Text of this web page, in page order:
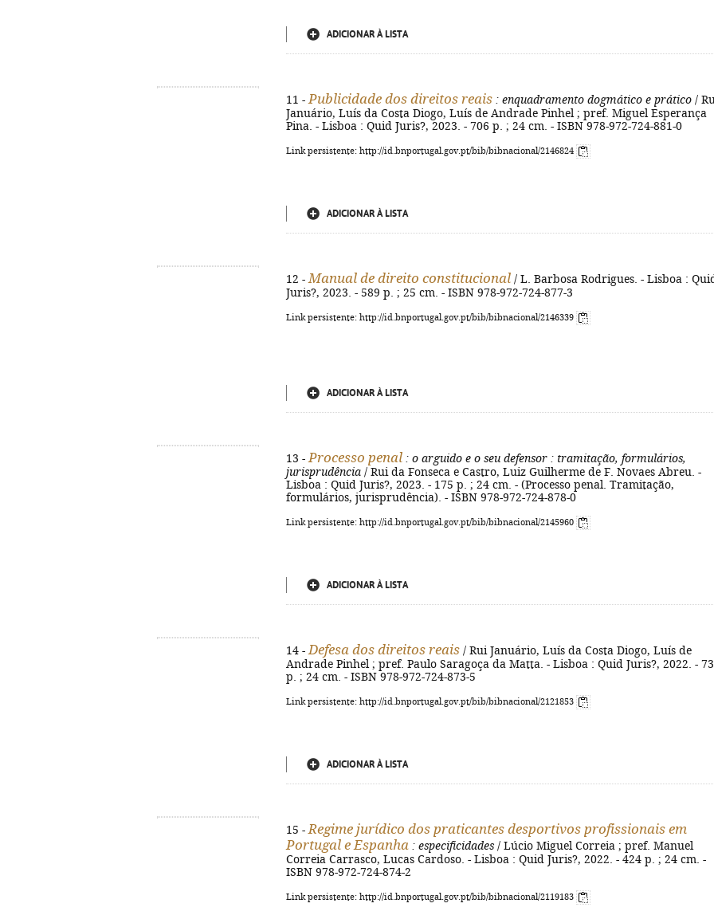
ADICIONAR À LISTA
11 - Publicidade dos direitos reais : enquadramento dogmático e prático /
Januário, Luís da Costa Diogo, Luís de Andrade Pinhel ; pref. Miguel Esperança
Pina. - Lisboa : Quid Juris?, 2023. - 706 p. ; 24 cm. - ISBN 978-972-724-881-0
Link persistente: http://id.bnportugal.gov.pt/bib/bibnacional/2146824
ADICIONAR À LISTA
12 - Manual de direito constitucional / L. Barbosa Rodrigues. - Lisboa :
Juris?, 2023. - 589 p. ; 25 cm. - ISBN 978-972-724-877-3
Link persistente: http://id.bnportugal.gov.pt/bib/bibnacional/2146339
ADICIONAR À LISTA
13 - Processo penal : o arguido e o seu defensor : tramitação, formulários,
jurisprudência / Rui da Fonseca e Castro, Luiz Guilherme de F. Novaes Abreu. -
Lisboa : Quid Juris?, 2023. - 175 p. ; 24 cm. - (Processo penal. Tramitação,
formulários, jurisprudência). - ISBN 978-972-724-878-0
Link persistente: http://id.bnportugal.gov.pt/bib/bibnacional/2145960
ADICIONAR À LISTA
14 - Defesa dos direitos reais / Rui Januário, Luís da Costa Diogo, Luís de
Andrade Pinhel ; pref. Paulo Saragoça da Matta. - Lisboa : Quid Juris?, 2022. -
p. ; 24 cm. - ISBN 978-972-724-873-5
Link persistente: http://id.bnportugal.gov.pt/bib/bibnacional/2121853
ADICIONAR À LISTA
15 - Regime jurídico dos praticantes desportivos profissionais em
Portugal e Espanha : especificidades / Lúcio Miguel Correia ; pref. Manuel
Correia Carrasco, Lucas Cardoso. - Lisboa : Quid Juris?, 2022. - 424 p. ; 24 cm. -
ISBN 978-972-724-874-2
Link persistente: http://id.bnportugal.gov.pt/bib/bibnacional/2119183